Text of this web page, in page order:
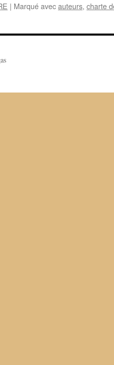
| Marqué avecauteurs, charte